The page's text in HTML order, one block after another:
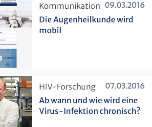
09.03.2016
​Kommunikation
Die Augenheilkunde wird
mobil
07.03.2016
​HIV-Forschung
Ab wann und wie wird eine
Virus-Infektion chronisch?